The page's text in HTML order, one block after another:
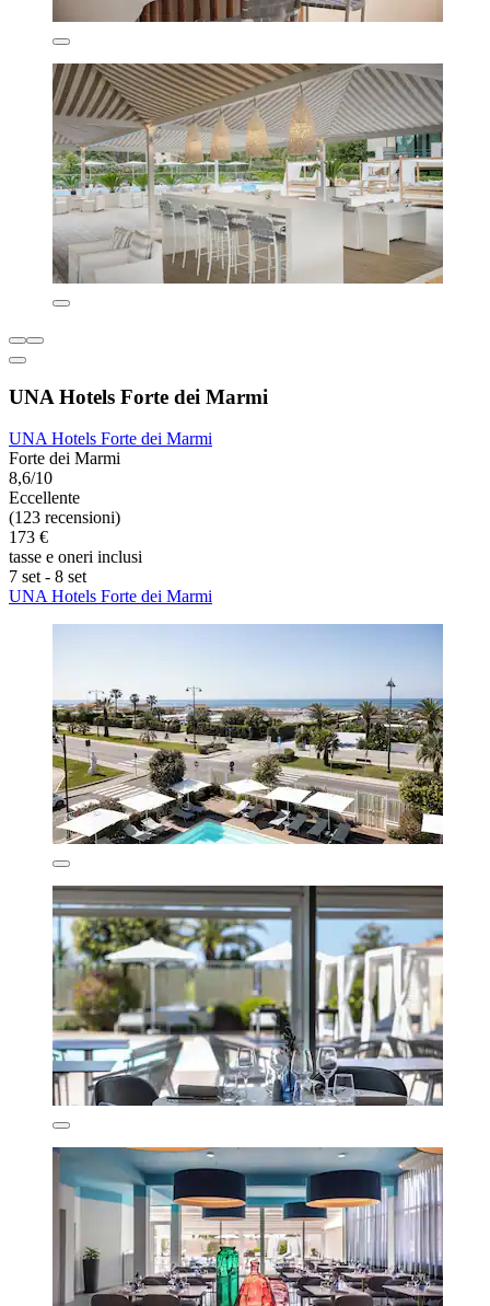
UNA Hotels Forte dei Marmi
UNA Hotels Forte dei Marmi
Forte dei Marmi
8,6/10
Eccellente
(123 recensioni)
173 €
tasse e oneri inclusi
7 set - 8 set
UNA Hotels Forte dei Marmi